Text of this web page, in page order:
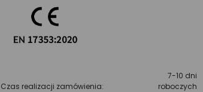
Czas realizacji zamówienia:
7-10 dni
roboczych